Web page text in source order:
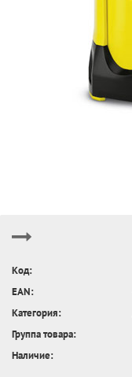
Код:
EAN:
Категория:
Группа товара:
Наличие: